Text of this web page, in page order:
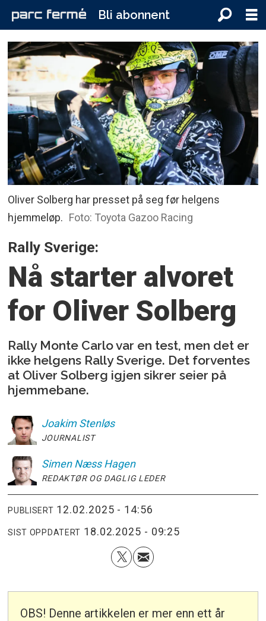
Bli abonnent
Oliver Solberg har presset på seg før helgens
hjemmeløp. Foto: Toyota Gazoo Racing
Rally Sverige:
Nå starter alvoret
for Oliver Solberg
Rally Monte Carlo var en test, men det er
ikke helgens Rally Sverige. Det forventes
at Oliver Solberg igjen sikrer seier på
hjemmebane.
Joakim Stenløs
JOURNALIST
Simen Næss Hagen
REDAKTØR OG DAGLIG LEDER
PUBLISERT 12.02.2025 - 14:56
SIST OPPDATERT 18.02.2025 - 09:25
OBS! Denne artikkelen er mer enn ett år